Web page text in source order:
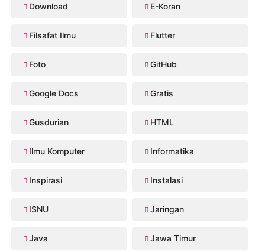
Download E-Koran
Filsafat Ilmu Flutter
Foto GitHub
Google Docs Gratis
Gusdurian HTML
Ilmu Komputer Informatika
Inspirasi Instalasi
ISNU Jaringan
Java Jawa Timur